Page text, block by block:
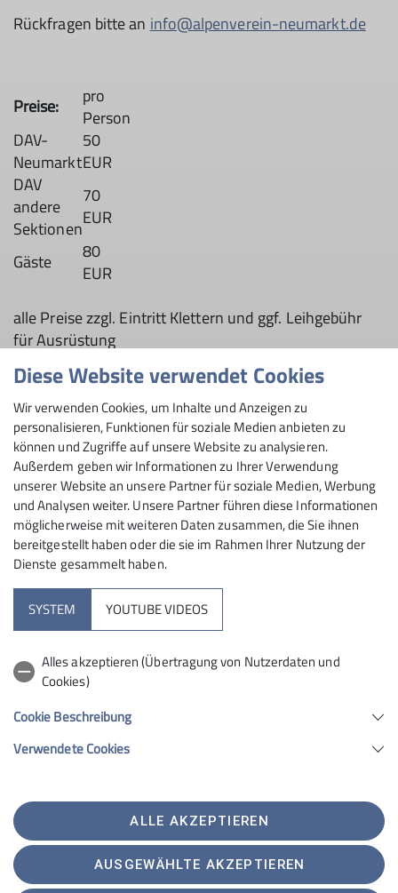
Rückfragen bitte an info@alpenverein-neumarkt.de
Preise:
pro
Person
DAV-
Neumarkt
50
EUR
DAV
andere
Sektionen
70
EUR
Gäste
80
EUR
alle Preise zzgl. Eintritt Klettern und ggf. Leihgebühr
für Ausrüstung
Termine
Hier geht’s zu denTerminen
Wenn keine Termine online sind und ihr Interesse habt
schreibt gerne eine Mail aninfo@alpenverein-
neumarkt.de
Kletterhalle
Sektion Neumarkt-Oberpfalz des Deutschen Alpenvereins e.V.
Dreichlingerstraße 40
92318 Neumarkt
Telefon 09181 905072
Diese Website verwendet Cookies
Wir verwenden Cookies, um Inhalte und Anzeigen zu
personalisieren, Funktionen für soziale Medien anbieten zu
können und Zugriffe auf unsere Website zu analysieren.
Außerdem geben wir Informationen zu Ihrer Verwendung
unserer Website an unsere Partner für soziale Medien, Werbung
und Analysen weiter. Unsere Partner führen diese Informationen
möglicherweise mit weiteren Daten zusammen, die Sie ihnen
bereitgestellt haben oder die sie im Rahmen Ihrer Nutzung der
Dienste gesammelt haben.
SYSTEM YOUTUBE VIDEOS
Alles akzeptieren (Übertragung von Nutzerdaten und
Cookies)
Cookie Beschreibung
Verwendete Cookies
ALLE AKZEPTIEREN
AUSGEWÄHLTE AKZEPTIEREN